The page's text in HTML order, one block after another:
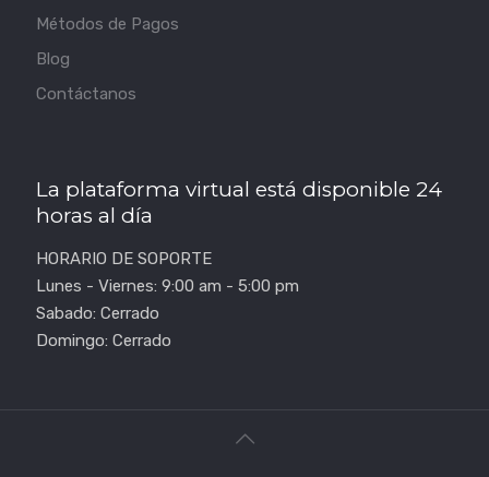
Métodos de Pagos
Blog
Contáctanos
La plataforma virtual está disponible 24
horas al día
HORARIO DE SOPORTE
Lunes - Viernes: 9:00 am - 5:00 pm
Sabado: Cerrado
Domingo: Cerrado